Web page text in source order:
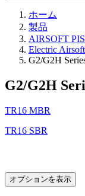
ホーム
製品
AIRSOFT
Electric
G2/G2H
G2/G2H
TR16 MBR
TR16 SBR
オプションを表示